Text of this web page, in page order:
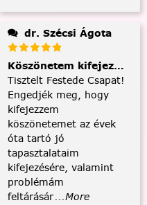
dr. Szécsi Ágota
Köszönetem kifejezése
Tisztelt Festede Csapat!
Engedjék meg, hogy
kifejezzem
köszönetemet az évek
óta tartó jó
tapasztalataim
kifejezésére, valamint
problémám
feltárásár...More